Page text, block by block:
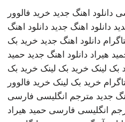
دانلود اهنگ جدید خرید فالوور
دانلود اهنگ جدید دانلود اهنگ
دانلود اهنگ جدید خرید بک
هیراد دانلود اهنگ جدید حمید
بک لینک خرید بک لینک خرید بک
خرید بک لینک خرید فالوور
جدید مترجم انگلیسی فارسی
انگلیسی فارسی حمید هیراد